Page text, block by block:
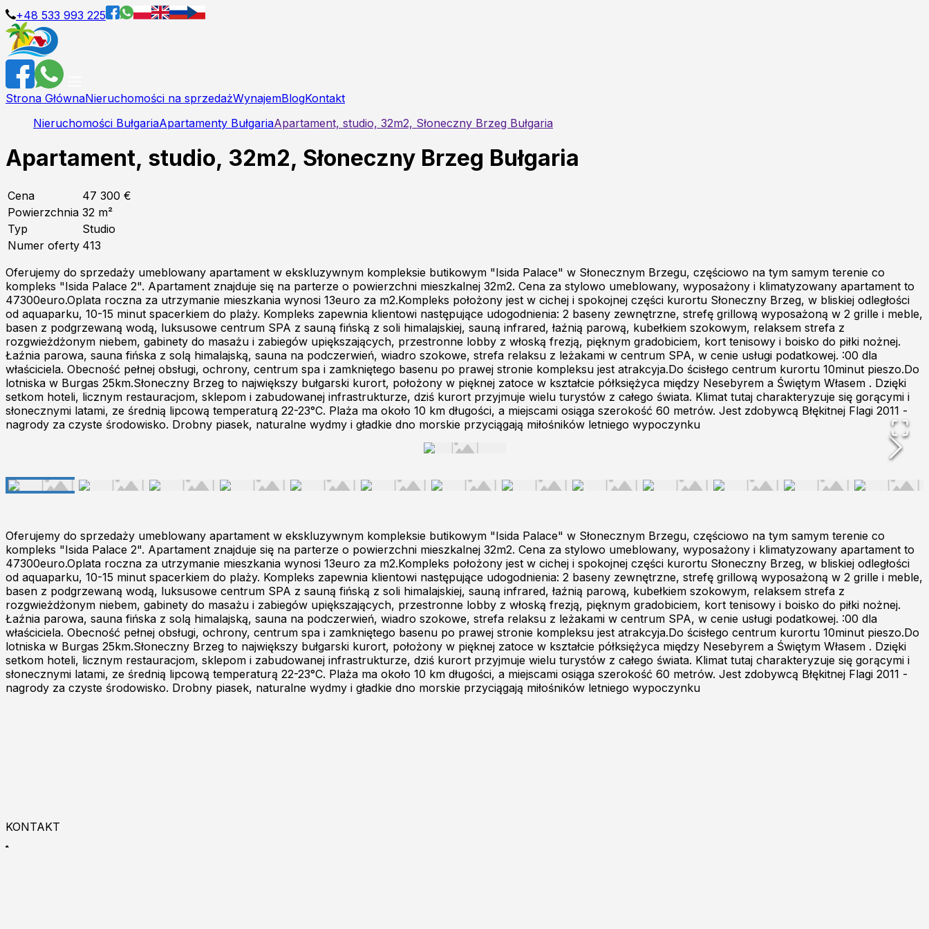
+48 533 993 225
Strona GłównaNieruchomości na sprzedażWynajemBlogKontakt
Nieruchomości BułgariaApartamenty BułgariaApartament, studio, 32m2, Słoneczny Brzeg Bułgaria
Apartament, studio, 32m2, Słoneczny Brzeg Bułgaria
Cena
47 300 €
Powierzchnia 32 m²
Typ
Studio
Numer oferty 413
Oferujemy do sprzedaży umeblowany apartament w ekskluzywnym kompleksie butikowym "Isida Palace" w Słonecznym Brzegu, częściowo na tym samym terenie co
kompleks "Isida Palace 2". Apartament znajduje się na parterze o powierzchni mieszkalnej 32m2. Cena za stylowo umeblowany, wyposażony i klimatyzowany apartament to
47300euro.Oplata roczna za utrzymanie mieszkania wynosi 13euro za m2.Kompleks położony jest w cichej i spokojnej części kurortu Słoneczny Brzeg, w bliskiej odległości
od aquaparku, 10-15 minut spacerkiem do plaży. Kompleks zapewnia klientowi następujące udogodnienia: 2 baseny zewnętrzne, strefę grillową wyposażoną w 2 grille i meble,
basen z podgrzewaną wodą, luksusowe centrum SPA z sauną fińską z soli himalajskiej, sauną infrared, łaźnią parową, kubełkiem szokowym, relaksem strefa z
rozgwieżdżonym niebem, gabinety do masażu i zabiegów upiększających, przestronne lobby z włoską frezją, pięknym gradobiciem, kort tenisowy i boisko do piłki nożnej.
Łaźnia parowa, sauna fińska z solą himalajską, sauna na podczerwień, wiadro szokowe, strefa relaksu z leżakami w centrum SPA, w cenie usługi podatkowej. :00 dla
właściciela. Obecność pełnej obsługi, ochrony, centrum spa i zamkniętego basenu po prawej stronie kompleksu jest atrakcyja.Do ścisłego centrum kurortu 10minut pieszo.Do
lotniska w Burgas 25km.Słoneczny Brzeg to największy bułgarski kurort, położony w pięknej zatoce w kształcie półksiężyca między Nesebyrem a Świętym Własem . Dzięki
setkom hoteli, licznym restauracjom, sklepom i zabudowanej infrastrukturze, dziś kurort przyjmuje wielu turystów z całego świata. Klimat tutaj charakteryzuje się gorącymi i
słonecznymi latami, ze średnią lipcową temperaturą 22-23°C. Plaża ma około 10 km długości, a miejscami osiąga szerokość 60 metrów. Jest zdobywcą Błękitnej Flagi 2011 -
nagrody za czyste środowisko. Drobny piasek, naturalne wydmy i gładkie dno morskie przyciągają miłośników letniego wypoczynku
Oferujemy do sprzedaży umeblowany apartament w ekskluzywnym kompleksie butikowym "Isida Palace" w Słonecznym Brzegu, częściowo na tym samym terenie co
kompleks "Isida Palace 2". Apartament znajduje się na parterze o powierzchni mieszkalnej 32m2. Cena za stylowo umeblowany, wyposażony i klimatyzowany apartament to
47300euro.Oplata roczna za utrzymanie mieszkania wynosi 13euro za m2.Kompleks położony jest w cichej i spokojnej części kurortu Słoneczny Brzeg, w bliskiej odległości
od aquaparku, 10-15 minut spacerkiem do plaży. Kompleks zapewnia klientowi następujące udogodnienia: 2 baseny zewnętrzne, strefę grillową wyposażoną w 2 grille i meble,
basen z podgrzewaną wodą, luksusowe centrum SPA z sauną fińską z soli himalajskiej, sauną infrared, łaźnią parową, kubełkiem szokowym, relaksem strefa z
rozgwieżdżonym niebem, gabinety do masażu i zabiegów upiększających, przestronne lobby z włoską frezją, pięknym gradobiciem, kort tenisowy i boisko do piłki nożnej.
Łaźnia parowa, sauna fińska z solą himalajską, sauna na podczerwień, wiadro szokowe, strefa relaksu z leżakami w centrum SPA, w cenie usługi podatkowej. :00 dla
właściciela. Obecność pełnej obsługi, ochrony, centrum spa i zamkniętego basenu po prawej stronie kompleksu jest atrakcyja.Do ścisłego centrum kurortu 10minut pieszo.Do
lotniska w Burgas 25km.Słoneczny Brzeg to największy bułgarski kurort, położony w pięknej zatoce w kształcie półksiężyca między Nesebyrem a Świętym Własem . Dzięki
setkom hoteli, licznym restauracjom, sklepom i zabudowanej infrastrukturze, dziś kurort przyjmuje wielu turystów z całego świata. Klimat tutaj charakteryzuje się gorącymi i
słonecznymi latami, ze średnią lipcową temperaturą 22-23°C. Plaża ma około 10 km długości, a miejscami osiąga szerokość 60 metrów. Jest zdobywcą Błękitnej Flagi 2011 -
nagrody za czyste środowisko. Drobny piasek, naturalne wydmy i gładkie dno morskie przyciągają miłośników letniego wypoczynku
KONTAKT